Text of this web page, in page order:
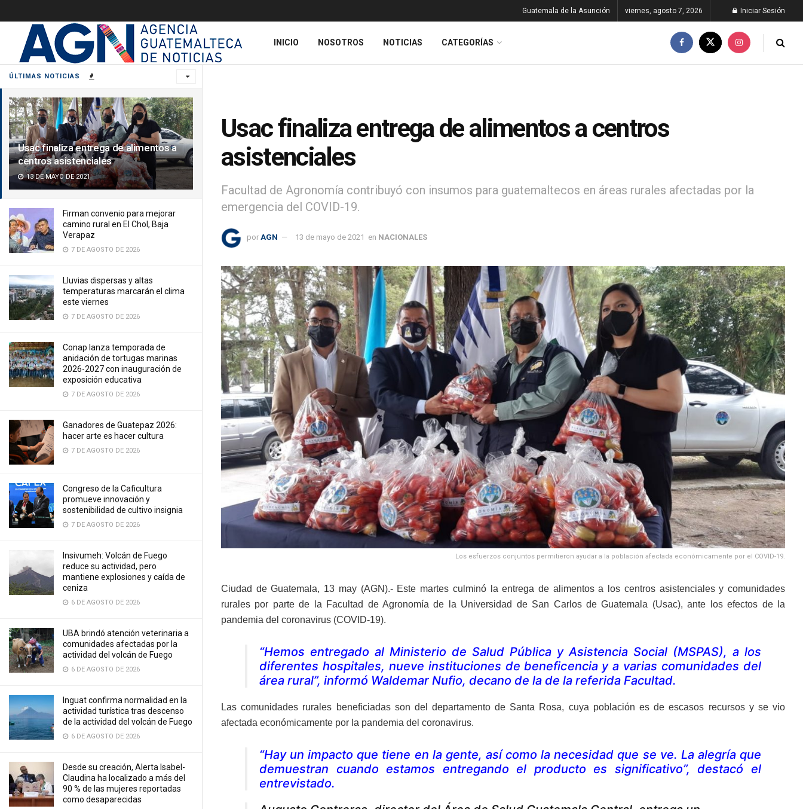
ÚLTIMAS NOTICIAS
Usac finaliza entrega de alimentos a
centros asistenciales
13 DE MAYO DE 2021
Firman convenio para mejorar
camino rural en El Chol, Baja
Verapaz
7 DE AGOSTO DE 2026
Lluvias dispersas y altas
temperaturas marcarán el clima
este viernes
7 DE AGOSTO DE 2026
Conap lanza temporada de
anidación de tortugas marinas
2026-2027 con inauguración de
exposición educativa
7 DE AGOSTO DE 2026
Ganadores de Guatepaz 2026:
hacer arte es hacer cultura
7 DE AGOSTO DE 2026
Congreso de la Caficultura
promueve innovación y
sostenibilidad de cultivo insignia
7 DE AGOSTO DE 2026
Insivumeh: Volcán de Fuego
reduce su actividad, pero
mantiene explosiones y caída de
ceniza
6 DE AGOSTO DE 2026
UBA brindó atención veterinaria a
comunidades afectadas por la
actividad del volcán de Fuego
6 DE AGOSTO DE 2026
Inguat confirma normalidad en la
actividad turística tras descenso
de la actividad del volcán de Fuego
6 DE AGOSTO DE 2026
Desde su creación, Alerta Isabel-
Claudina ha localizado a más del
90 % de las mujeres reportadas
como desaparecidas
Guatemala de la Asunción viernes, agosto 7, 2026 Iniciar Sesión
INICIO NOSOTROS NOTICIAS CATEGORÍAS
Usac finaliza entrega de alimentos a centros
asistenciales
Facultad de Agronomía contribuyó con insumos para guatemaltecos en áreas rurales afectadas por la
emergencia del COVID-19.
por AGN 13 de mayo de 2021 en NACIONALES
Los esfuerzos conjuntos permitieron ayudar a la población afectada económicamente por el COVID-19.
Ciudad de Guatemala, 13 may (AGN).- Este martes culminó la entrega de alimentos a los centros asistenciales y comunidades
rurales por parte de la Facultad de Agronomía de la Universidad de San Carlos de Guatemala (Usac), ante los efectos de la
pandemia del coronavirus (COVID-19).
“Hemos entregado al Ministerio de Salud Pública y Asistencia Social (MSPAS), a los
diferentes hospitales, nueve instituciones de beneficencia y a varias comunidades del
área rural”, informó Waldemar Nufio, decano de la de la referida Facultad.
Las comunidades rurales beneficiadas son del departamento de Santa Rosa, cuya población es de escasos recursos y se vio
afectada económicamente por la pandemia del coronavirus.
“Hay un impacto que tiene en la gente, así como la necesidad que se ve. La alegría que
demuestran cuando estamos entregando el producto es significativo”, destacó el
entrevistado.